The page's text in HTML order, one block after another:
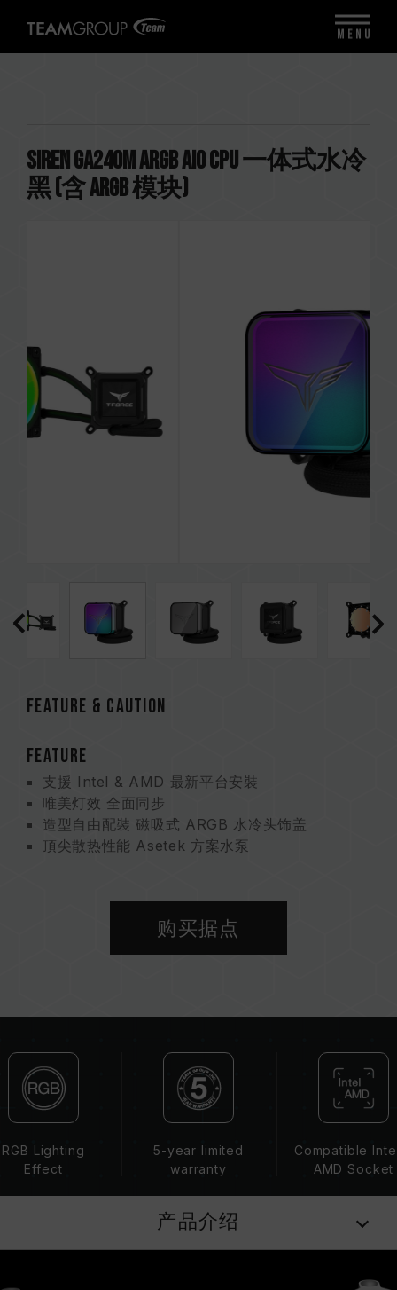
SIREN GA240M ARGB AIO CPU 一体式水冷
黑 (含 ARGB 模块)
Feature & CAUTION
FEATURE
支援 Intel & AMD 最新平台安裝
唯美灯效 全面同步
造型自由配裝 磁吸式 ARGB 水冷头饰盖
頂尖散热性能 Asetek 方案水泵
环保标兵 守护地球 共建绿色家园
购买据点
RGB Lighting
Effect
5-year limited
warranty
Compatible
AMD Socket
产品介绍
MENU